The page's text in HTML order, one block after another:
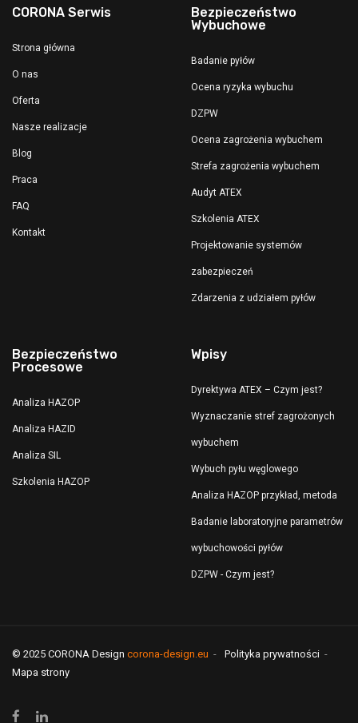
CORONA Serwis
Strona główna
O nas
Oferta
Nasze realizacje
Blog
Praca
FAQ
Kontakt
Bezpieczeństwo
Wybuchowe
Badanie pyłów
Ocena ryzyka wybuchu
DZPW
Ocena zagrożenia wybuchem
Strefa zagrożenia wybuchem
Audyt ATEX
Szkolenia ATEX
Projektowanie systemów
zabezpieczeń
Zdarzenia z udziałem pyłów
Bezpieczeństwo
Procesowe
Analiza HAZOP
Analiza HAZID
Analiza SIL
Szkolenia HAZOP
Wpisy
Dyrektywa ATEX – Czym jest?
Wyznaczanie stref zagrożonych
wybuchem
Wybuch pyłu węglowego
Analiza HAZOP przykład, metoda
Badanie laboratoryjne parametrów
wybuchowości pyłów
DZPW - Czym jest?
© 2025 CORONA Design corona-design.eu
Polityka prywatności
Mapa strony